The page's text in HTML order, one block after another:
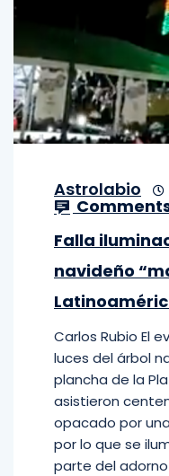
Astrolabio
Falla
navideño
Carlos Rubio El
luces del árbol
plancha de la
asistieron
opacado por
por lo que se
parte del